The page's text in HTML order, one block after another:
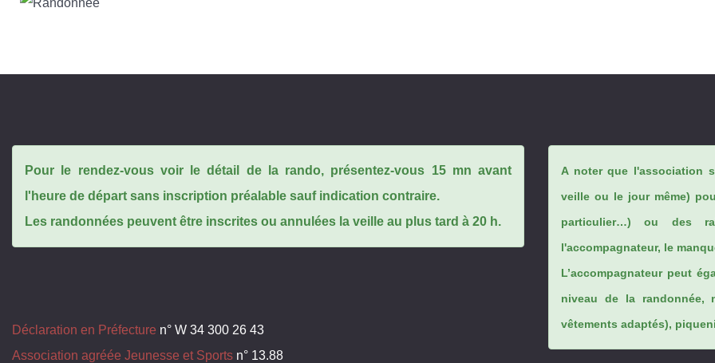
Pour le rendez-vous voir le détail de la rando, présentez-vous 15 mn avant
l'heure de départ sans inscription préalable sauf indication contraire.
Les randonnées peuvent être inscrites ou annulées la veille au plus tard à 20 h.
Déclaration en Préfecture n° W 34 300 26 43
Association agréée Jeunesse et Sports n° 13.88
A noter que l'association
veille ou le jour même)
particulier…) ou des
l'accompagnateur, le
L’accompagnateur peut
niveau de la randonnée,
vêtements adaptés),